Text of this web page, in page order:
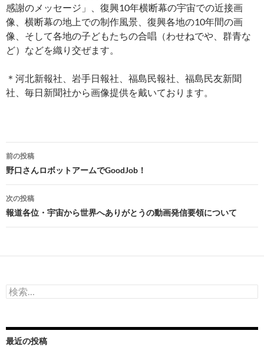
感謝のメッセージ」、復興10年横断幕の宇宙での近接画
像、横断幕の地上での制作風景、復興各地の10年間の画
像、そして各地の子どもたちの合唱（わせねでや、群青な
ど）などを織り交ぜます。
＊河北新報社、岩手日報社、福島民報社、福島民友新聞
社、毎日新聞社から画像提供を戴いております。
投
稿
ナ
ビ
ー
ョ
前の投稿
野口さんロボットアームでGoodJob！
次の投稿
報道各位・宇宙から世界へありがとうの動画発信要領について
検
索:
最近の投稿